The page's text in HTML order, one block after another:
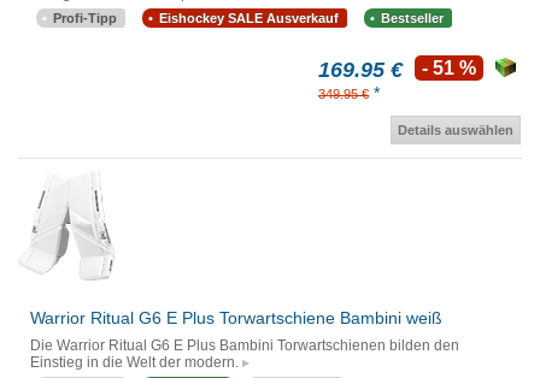
Profi-Tipp Eishockey SALE Ausverkauf Bestseller
169.95 €
349.95 € *
- 51 %
Details auswählen
Warrior Ritual G6 E Plus Torwartschiene Bambini weiß
Die Warrior Ritual G6 E Plus Bambini Torwartschienen bilden den
Einstieg in die Welt der modern.